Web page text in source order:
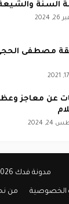
السنة والشيعة في
مصطفى
عن معاجز
2024
مدونة فدك 2026
من